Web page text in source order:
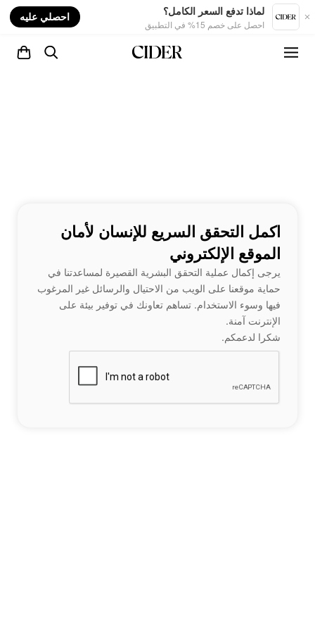
لماذا تدفع السعر الكامل؟
احصل على خصم 15% في التطبيق
احصلي عليه
اكمل التحقق السريع للإنسان لأمان
الموقع الإلكتروني
يرجى إكمال عملية التحقق البشرية القصيرة لمساعدتنا في
حماية موقعنا على الويب من الاحتيال والرسائل غير المرغوب
فيها وسوء الاستخدام. تساهم تعاونك في توفير بيئة على
الإنترنت آمنة.
شكرا لدعمكم.